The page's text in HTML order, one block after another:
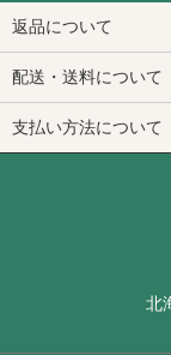
返品について
配送・送料について
支払い方法について
北